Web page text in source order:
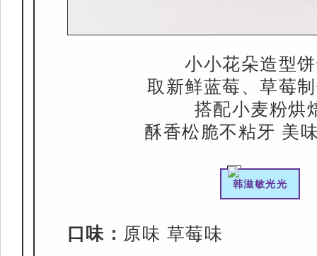
小小花朵造型
取新鲜蓝莓、草莓
搭配小麦粉烘
酥香松脆不粘牙 美
韩滋敏光光
口味： 原味 草莓味